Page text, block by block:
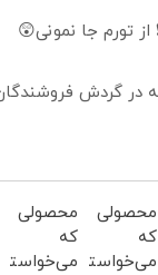
محصولی
که
می‌خواستی
محصولی
که
می‌خواستی